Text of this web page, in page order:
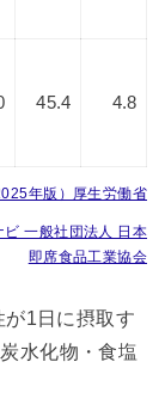
45.4 4.8
年版）厚生労働省
一般社団法人 日本
即席食品工業協会
が1日に摂取す
水化物・食塩